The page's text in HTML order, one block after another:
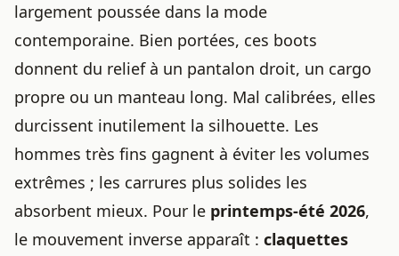
largement poussée dans la mode
contemporaine. Bien portées, ces boots
donnent du relief à un pantalon droit, un cargo
propre ou un manteau long. Mal calibrées, elles
durcissent inutilement la silhouette. Les
hommes très fins gagnent à éviter les volumes
extrêmes ; les carrures plus solides les
absorbent mieux. Pour le printemps-été 2026,
le mouvement inverse apparaît : claquettes